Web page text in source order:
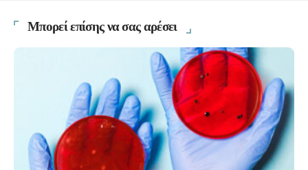
Μπορεί επίσης να σας αρέσει